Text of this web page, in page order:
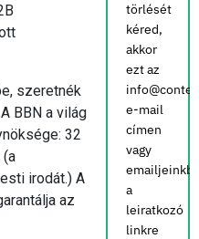
szeretnék
BBN a világ
32
(a
irodát.) A
az
törlését
kéred,
akkor
ezt az
e-mail
címen
vagy
a
leiratkozó
linkre